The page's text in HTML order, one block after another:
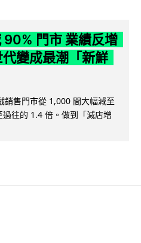
90% 門市 業績反增
變成最潮「新鮮
銷售門市從 1,000 間大幅減至
往的 1.4 倍。做到「減店增